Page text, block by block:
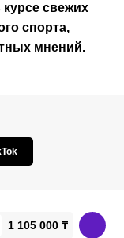
свежих
спорта,
мнений.
1 105 000 ₸